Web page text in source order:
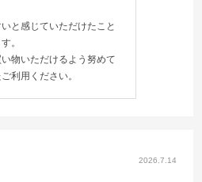
と感じていただけたこと
。
物いただけるよう努めて
利用ください。
2026.7.14